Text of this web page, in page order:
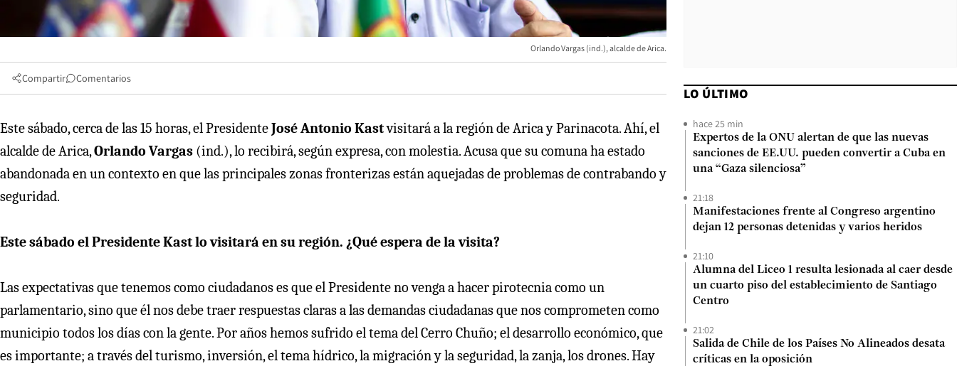
Orlando Vargas (ind.), alcalde de Arica.
Compartir Comentarios
Este sábado, cerca de las 15 horas, el PresidenteJosé Antonio Kastvisitará a la región de Arica y Parinacota. Ahí, el
alcalde de Arica,Orlando Vargas (ind.), lo recibirá, según expresa, con molestia. Acusa que su comuna ha estado
abandonada en un contexto en que las principales zonas fronterizas están aquejadas de problemas de contrabando y
seguridad.
Este sábado el Presidente Kast lo visitará en su región. ¿Qué espera de la visita?
Las expectativas que tenemos como ciudadanos es que el Presidente no venga a hacer pirotecnia como un
parlamentario, sino que él nos debe traer respuestas claras a las demandas ciudadanas que nos comprometen como
municipio todos los días con la gente. Por años hemos sufrido el tema del Cerro Chuño; el desarrollo económico, que
es importante; a través del turismo, inversión, el tema hídrico, la migración y la seguridad, la zanja, los drones. Hay
LO ÚLTIMO
hace 25 min
Expertos de la ONU alertan de que las nuevas
sanciones de EE.UU. pueden convertir a Cuba en
una “Gaza silenciosa”
21:18
Manifestaciones frente al Congreso argentino
dejan 12 personas detenidas y varios heridos
21:10
Alumna del Liceo 1 resulta lesionada al caer desde
un cuarto piso del establecimiento de Santiago
Centro
21:02
Salida de Chile de los Países No Alineados desata
críticas en la oposición